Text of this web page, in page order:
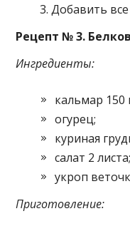
Добавить
Рецепт № 3.
Ингредиенты:
кальмар 150
огурец;
куриная
салат 2 листа;
укроп
Приготовление: